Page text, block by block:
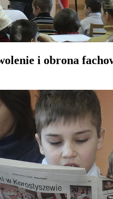
i obrona